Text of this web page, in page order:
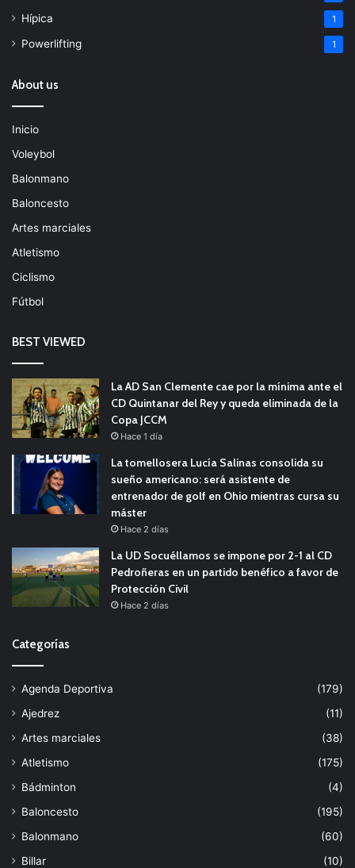
Hípica 1
Powerlifting 1
About us
Inicio
Voleybol
Balonmano
Baloncesto
Artes marciales
Atletismo
Ciclismo
Fútbol
BEST VIEWED
La AD San Clemente cae por la mínima ante el
CD Quintanar del Rey y queda eliminada de la
Copa JCCM
Hace 1 día
La tomellosera Lucía Salinas consolida su
sueño americano: será asistente de
entrenador de golf en Ohio mientras cursa su
máster
Hace 2 días
La UD Socuéllamos se impone por 2-1 al CD
Pedroñeras en un partido benéfico a favor de
Protección Civil
Hace 2 días
Categorías
Agenda Deportiva
(179)
Ajedrez
(11)
Artes marciales
(38)
Atletismo
(175)
Bádminton
(4)
Baloncesto
(195)
Balonmano
(60)
Billar
(10)